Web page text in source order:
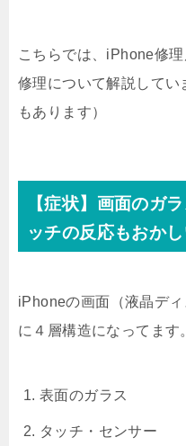
こちらでは、iPhone修
修理について解説してい
もあります）
【症状】画面のガ
ッチの反応もおか
iPhoneの画面（液晶デ
に４層構造になってます
表面のガラス
タッチ・センサー